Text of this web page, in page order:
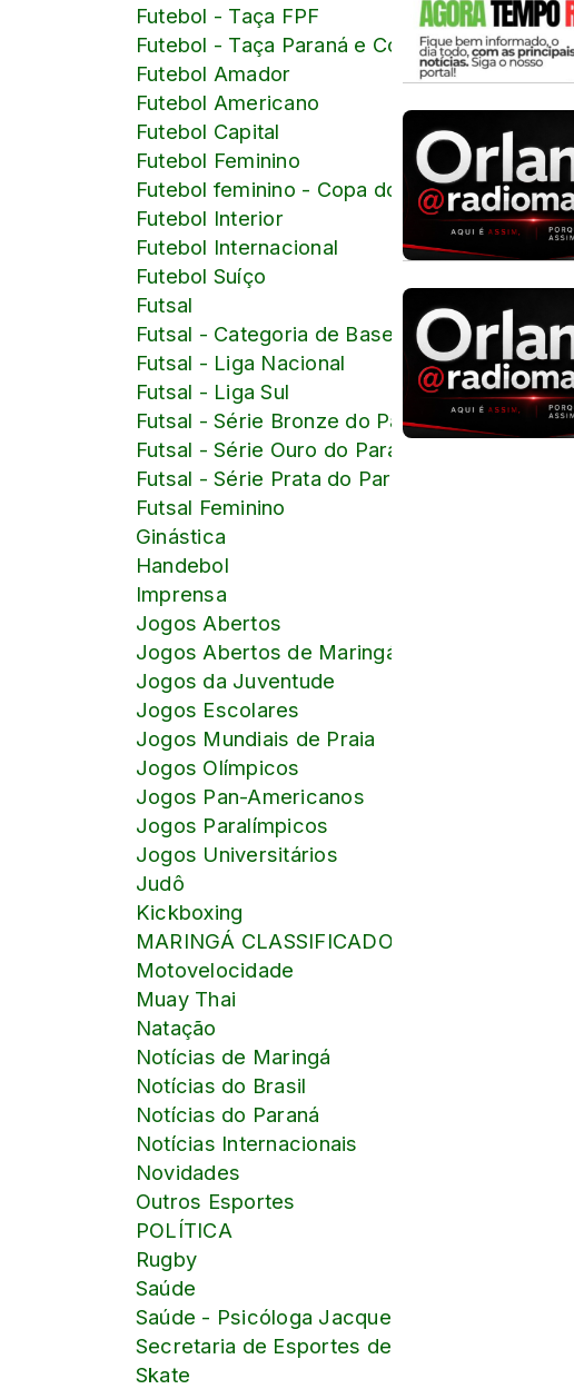
Futebol - Taça FPF
Futebol - Taça Paraná e Copa Paraná
Futebol Amador
Futebol Americano
Futebol Capital
Futebol Feminino
Futebol feminino - Copa do Mundo da França
Futebol Interior
Futebol Internacional
Futebol Suíço
Futsal
Futsal - Categoria de Base
Futsal - Liga Nacional
Futsal - Liga Sul
Futsal - Série Bronze do Paranaense
Futsal - Série Ouro do Paranaense
Futsal - Série Prata do Paranaense
Futsal Feminino
Ginástica
Handebol
Imprensa
Jogos Abertos
Jogos Abertos de Maringá
Jogos da Juventude
Jogos Escolares
Jogos Mundiais de Praia
Jogos Olímpicos
Jogos Pan-Americanos
Jogos Paralímpicos
Jogos Universitários
Judô
Kickboxing
MARINGÁ CLASSIFICADOS online
Motovelocidade
Muay Thai
Natação
Notícias de Maringá
Notícias do Brasil
Notícias do Paraná
Notícias Internacionais
Novidades
Outros Esportes
POLÍTICA
Rugby
Saúde
Saúde - Psicóloga Jacqueline Pontalti
Secretaria de Esportes de Maringá
Skate